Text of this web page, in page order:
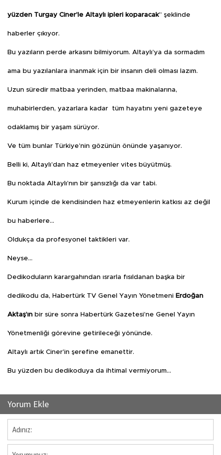
yüzden Turgay Ciner’le Altaylı ipleri koparacak” şeklinde
haberler çıkıyor.
Bu yazıların perde arkasını bilmiyorum. Altaylı’ya da sormadım
ama bu yazılanlara inanmak için bir insanın deli olması lazım.
Uzun süredir matbaa yerinden, matbaa makinalarına,
muhabirlerden, yazarlara kadar tüm hayatını yeni gazeteye
odaklamış bir yaşam sürüyor.
Ve tüm bunlar Türkiye’nin gözünün önünde yaşanıyor.
Belli ki, Altaylı’dan haz etmeyenler vites büyütmüş.
Bu noktada Altaylı’nın bir şansızlığı da var tabi.
Kurum içinde de kendisinden haz etmeyenlerin katkısı az değil
bu haberlere…
Oldukça da profesyonel taktikleri var.
Neyse…
Dedikoduların karargahından ısrarla fısıldanan başka bir
dedikodu da, Habertürk TV Genel Yayın Yönetmeni Erdoğan
Aktaş’ın bir süre sonra Habertürk Gazetesi’ne Genel Yayın
Yönetmenliği görevine getirileceği yönünde.
Altaylı artık Ciner’in şerefine emanettir.
Bu yüzden bu dedikoduya da ihtimal vermiyorum…
Yorum Ekle